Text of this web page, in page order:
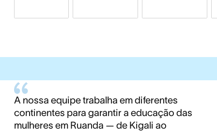
A nossa equipe trabalha em diferentes
continentes para garantir a educação das
mulheres em Ruanda — de Kigali ao